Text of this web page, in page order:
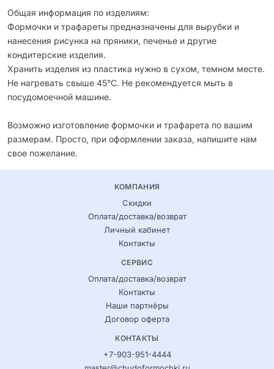
Общая информация по изделиям:
Формочки и трафареты предназначены для вырубки и
нанесения рисунка на пряники, печенье и другие
кондитерские изделия.
Хранить изделия из пластика нужно в сухом, темном месте.
Не нагревать свыше 45°С. Не рекомендуется мыть в
посудомоечной машине.
Возможно изготовление формочки и трафарета по вашим
размерам. Просто, при оформлении заказа, напишите нам
свое пожелание.
КОМПАНИЯ
Скидки
Оплата/доставка/возврат
Личный кабинет
Контакты
СЕРВИС
Оплата/доставка/возврат
Контакты
Наши партнёры
Договор оферта
КОНТАКТЫ
+7-903-951-4444